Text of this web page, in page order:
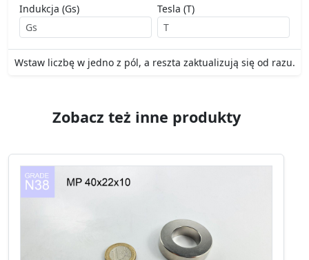
Indukcja (Gs)
Tesla (T)
Wstaw liczbę w jedno z pól, a reszta zaktualizują się od razu.
Zobacz też inne produkty